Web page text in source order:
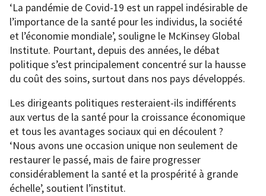
‘La pandémie de Covid-19 est un rappel indésirable de
l’importance de la santé pour les individus, la société
et l’économie mondiale’, souligne le McKinsey Global
Institute. Pourtant, depuis des années, le débat
politique s’est principalement concentré sur la hausse
du coût des soins, surtout dans nos pays développés.
Les dirigeants politiques resteraient-ils indifférents
aux vertus de la santé pour la croissance économique
et tous les avantages sociaux qui en découlent ?
‘Nous avons une occasion unique non seulement de
restaurer le passé, mais de faire progresser
considérablement la santé et la prospérité à grande
échelle’, soutient l’institut.